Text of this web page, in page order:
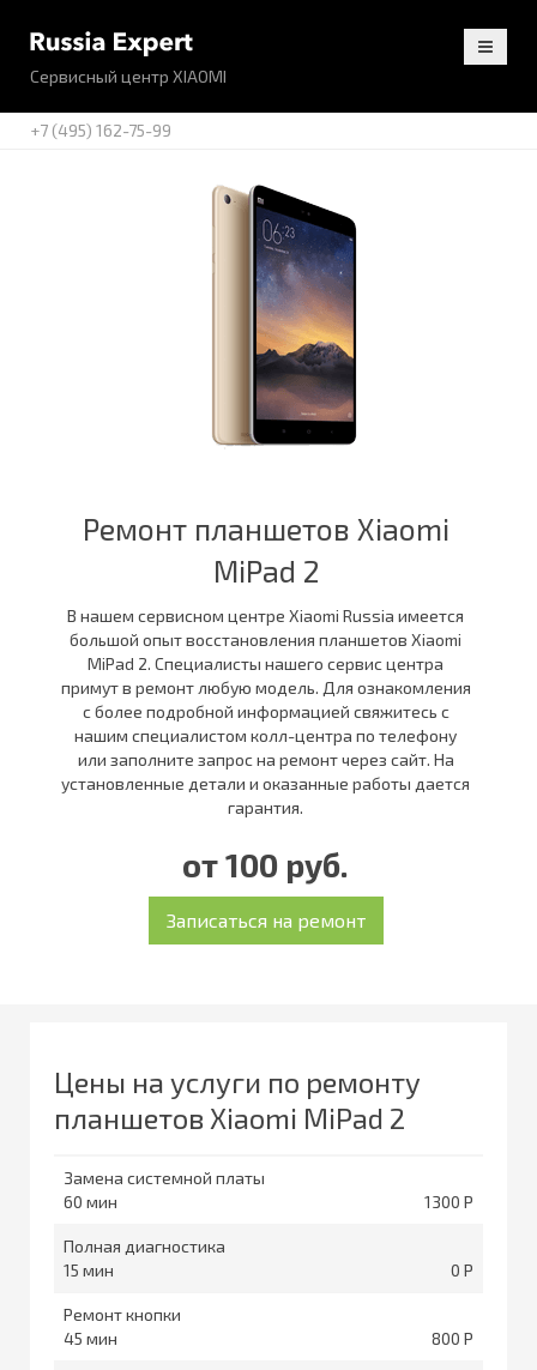
Сервисный центр XIAOMI
+7 (495) 162-75-99
Ремонт планшетов Xiaomi
MiPad 2
В нашем сервисном центре Xiaomi Russia имеется
большой опыт восстановления планшетов Xiaomi
MiPad 2. Специалисты нашего сервис центра
примут в ремонт любую модель. Для ознакомления
с более подробной информацией свяжитесь с
нашим специалистом колл-центра по телефону
или заполните запрос на ремонт через сайт. На
установленные детали и оказанные работы дается
гарантия.
от 100 руб.
Цены на услуги по ремонту
планшетов Xiaomi MiPad 2
Замена системной платы
60
1300
Полная диагностика
15
0
Ремонт кнопки
45
800